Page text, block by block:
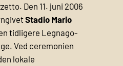
Den 11. juni 2006
Stadio Mario
tidligere Legnago-
Ved ceremonien
lokale